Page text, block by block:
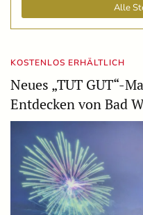
Alle
KOSTENLOS ERHÄLTLICH
Neues „TUT GUT“-
Entdecken von Bad